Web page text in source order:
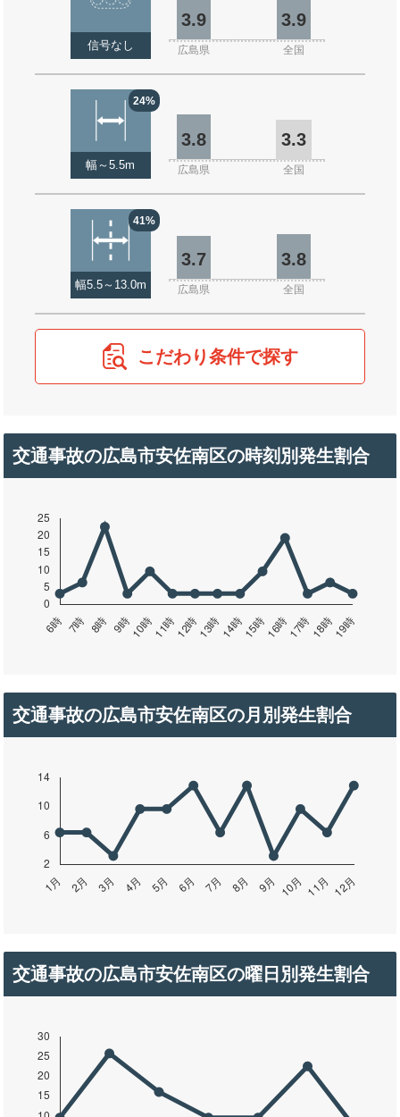
信号なし
3.9 3.9
広島県 全国
24%
幅～5.5m
3.8 3.3
広島県 全国
41%
幅5.5～13.0m
3.7 3.8
広島県 全国
こだわり条件で探す
交通事故の広島市安佐南区の時刻別発生割合
交通事故の広島市安佐南区の月別発生割合
交通事故の広島市安佐南区の曜日別発生割合